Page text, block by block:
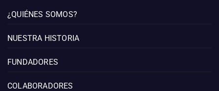
¿QUIÉNES SOMOS?
NUESTRA HISTORIA
FUNDADORES
COLABORADORES